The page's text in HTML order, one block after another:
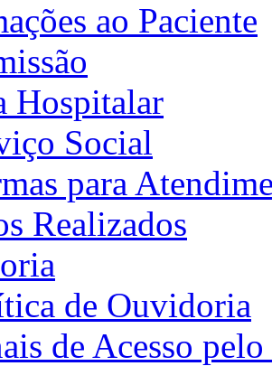
ao Paciente
Hospitalar
Social
para
Realizados
de Ouvidoria
de Acesso